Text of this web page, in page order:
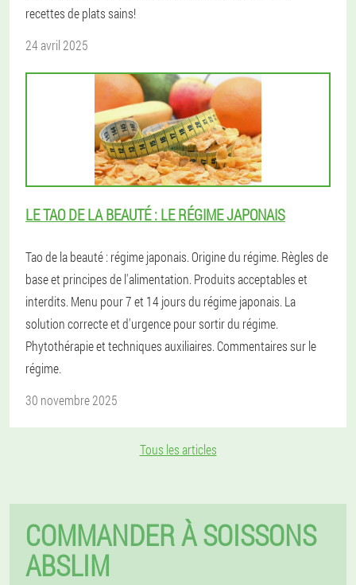
recettes de plats sains!
24 avril 2025
LE TAO DE LA BEAUTÉ : LE RÉGIME JAPONAIS
Tao de la beauté : régime japonais. Origine du régime. Règles de
base et principes de l'alimentation. Produits acceptables et
interdits. Menu pour 7 et 14 jours du régime japonais. La
solution correcte et d'urgence pour sortir du régime.
Phytothérapie et techniques auxiliaires. Commentaires sur le
régime.
30 novembre 2025
Tous les articles
COMMANDER À SOISSONS
ABSLIM